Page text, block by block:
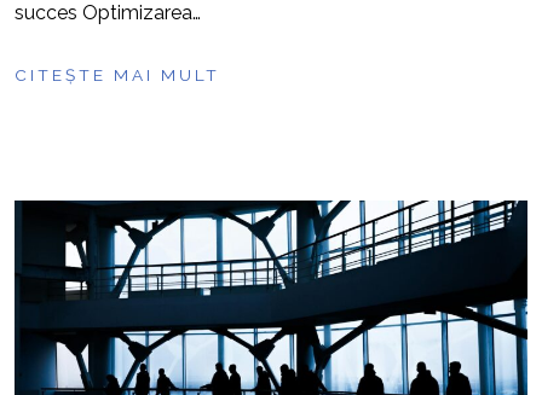
succes Optimizarea…
CITEȘTE MAI MULT